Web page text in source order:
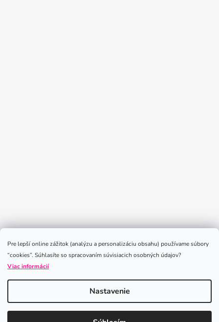
Pre lepší online zážitok (analýzu a personalizáciu obsahu) používame súbory
“cookies”. Súhlasíte so spracovaním súvisiacich osobných údajov?
Viac informácií
Nastavenie
Sledovať na Instagrame